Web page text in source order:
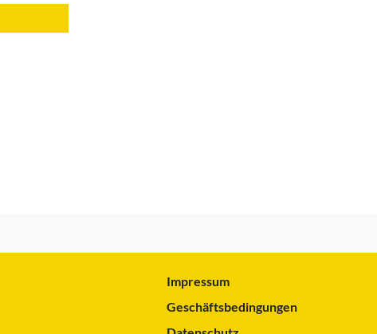
Impressum
Geschäftsbedingungen